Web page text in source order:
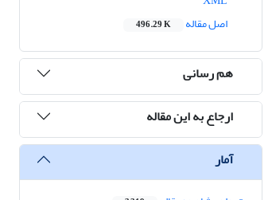
اصل مقاله
496.29 K
هم رسانی
ارجاع به این مقاله
آمار